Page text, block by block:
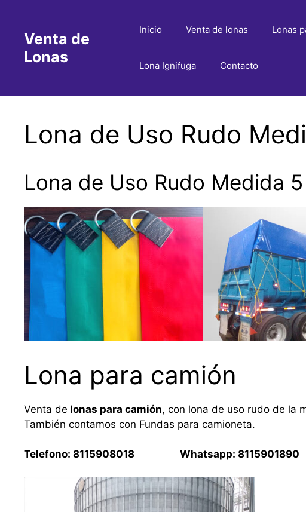
contenidoVenta de
Lonas
Inicio Venta de lonas Lonas
Lona Ignifuga Contacto
Lona de Uso Rudo
Lona de Uso Rudo Medida
Lona para camión
Venta de lonas para camión, con lona de uso rudo de la
También contamos con Fundas para camioneta.
Telefono: 8115908018 Whatsapp: